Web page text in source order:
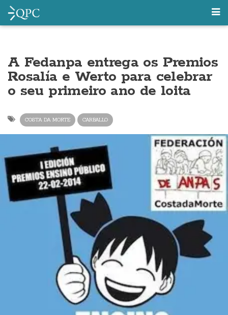
A Fedanpa entrega os Premios
Rosalía e Werto para celebrar
o seu primeiro ano de loita
COSTA DA MORTE CARBALLO